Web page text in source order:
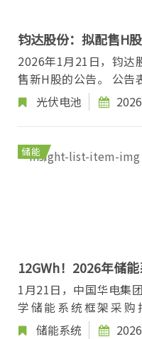
钧达股份：拟配售H
天领域
2026年1月21日，钧达
售新H股的公告。 公告
权在香港联交所配售新
光伏电池
储能
12GWh！2026年储
1月21日，中国华电集
学储能系统框架采购
12GWh，招标项目履
储能系统